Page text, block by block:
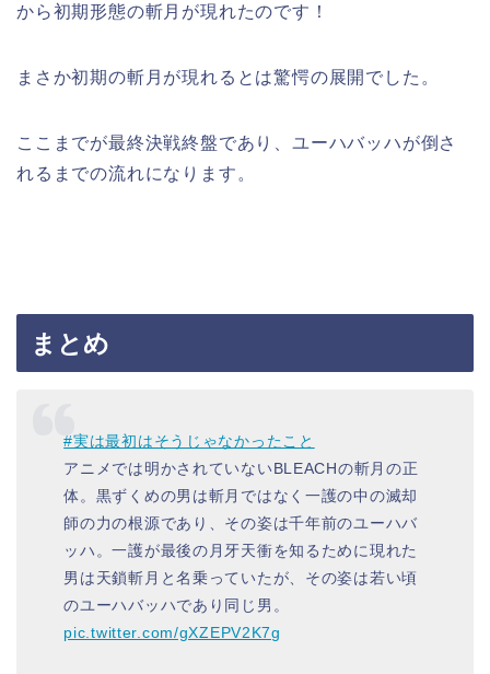
から初期形態の斬月が現れたのです！
まさか初期の斬月が現れるとは驚愕の展開でした。
ここまでが最終決戦終盤であり、ユーハバッハが倒さ
れるまでの流れになります。
まとめ
#実は最初はそうじゃなかったこと
アニメでは明かされていないBLEACHの斬月の正
体。黒ずくめの男は斬月ではなく一護の中の滅却
師の力の根源であり、その姿は千年前のユーハバ
ッハ。一護が最後の月牙天衝を知るために現れた
男は天鎖斬月と名乗っていたが、その姿は若い頃
のユーハバッハであり同じ男。
pic.twitter.com/gXZEPV2K7g